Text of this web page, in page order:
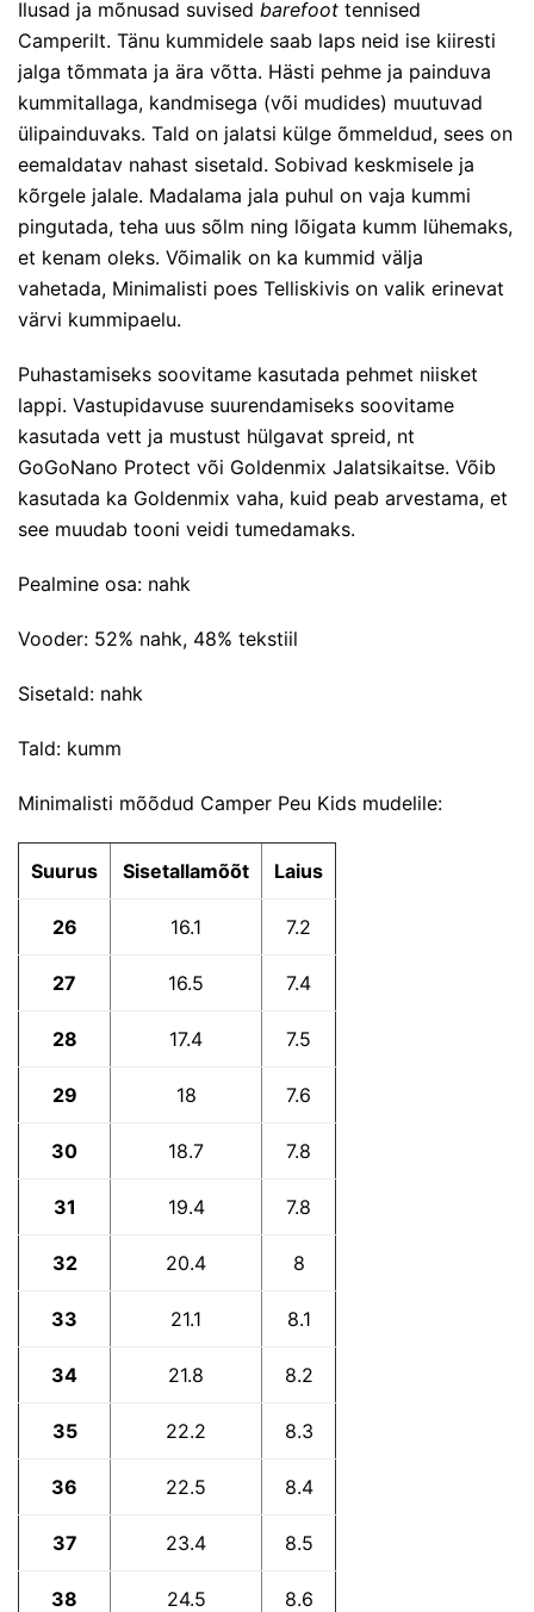
Ilusad ja mõnusad suvised barefoot tennised
Camperilt. Tänu kummidele saab laps neid ise kiiresti
jalga tõmmata ja ära võtta. Hästi pehme ja painduva
kummitallaga, kandmisega (või mudides) muutuvad
ülipainduvaks. Tald on jalatsi külge õmmeldud, sees on
eemaldatav nahast sisetald. Sobivad keskmisele ja
kõrgele jalale. Madalama jala puhul on vaja kummi
pingutada, teha uus sõlm ning lõigata kumm lühemaks,
et kenam oleks. Võimalik on ka kummid välja
vahetada, Minimalisti poes Telliskivis on valik erinevat
värvi kummipaelu.
Puhastamiseks soovitame kasutada pehmet niisket
lappi. Vastupidavuse suurendamiseks soovitame
kasutada vett ja mustust hülgavat spreid, nt
GoGoNano Protect või Goldenmix Jalatsikaitse. Võib
kasutada ka Goldenmix vaha, kuid peab arvestama, et
see muudab tooni veidi tumedamaks.
Pealmine osa: nahk
Vooder: 52% nahk, 48% tekstiil
Sisetald: nahk
Tald: kumm
Minimalisti mõõdud Camper Peu Kids mudelile:
Suurus Sisetallamõõt Laius
26 16.1 7.2
27 16.5 7.4
28 17.4 7.5
29 18 7.6
30 18.7 7.8
31 19.4 7.8
32 20.4 8
33 21.1 8.1
34 21.8 8.2
35 22.2 8.3
36 22.5 8.4
37 23.4 8.5
38 24.5 8.6